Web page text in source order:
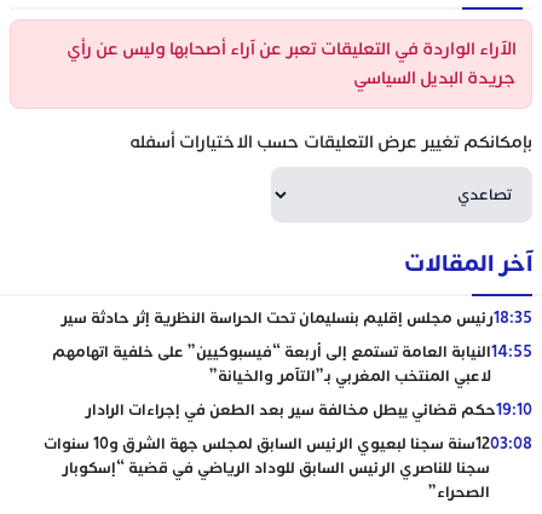
الآراء الواردة في التعليقات تعبر عن آراء أصحابها وليس عن رأي
جريدة البديل السياسي
بإمكانكم تغيير عرض التعليقات حسب الاختيارات أسفله
آخر المقالات
18:35رئيس مجلس إقليم بنسليمان تحت الحراسة النظرية إثر حادثة سير
14:55النيابة العامة تستمع إلى أربعة “فيسبوكيين” على خلفية اتهامهم
لاعبي المنتخب المغربي بـ”التآمر والخيانة”
19:10حكم قضائي يبطل مخالفة سير بعد الطعن في إجراءات الرادار
03:08
12سنة سجنا لبعيوي الرئيس السابق لمجلس جهة الشرق و10 سنوات
سجنا للناصري الرئيس السابق للوداد الرياضي في قضية “إسكوبار
الصحراء”